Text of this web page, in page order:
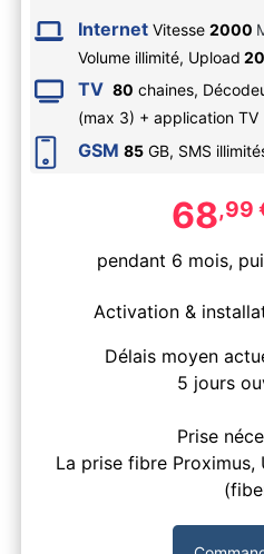
Internet Vitesse 2000
Volume illimité, Upload
TV 80 chaines,
(max 3) + application TV
GSM 85 GB, SMS
68,99
pendant 6 mois,
Activation &
Délais moyen
5 jours
Prise
La prise fibre